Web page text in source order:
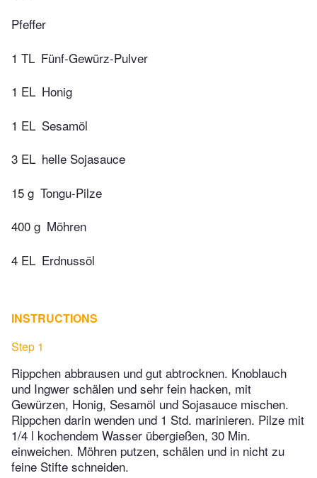
Pfeffer
1 TL Fünf-Gewürz-Pulver
1 EL Honig
1 EL Sesamöl
3 EL helle Sojasauce
15 g Tongu-Pilze
400 g Möhren
4 EL Erdnussöl
INSTRUCTIONS
Step 1
Rippchen abbrausen und gut abtrocknen. Knoblauch
und Ingwer schälen und sehr fein hacken, mit
Gewürzen, Honig, Sesamöl und Sojasauce mischen.
Rippchen darin wenden und 1 Std. marinieren. Pilze mit
1/4 l kochendem Wasser übergießen, 30 Min.
einweichen. Möhren putzen, schälen und in nicht zu
feine Stifte schneiden.